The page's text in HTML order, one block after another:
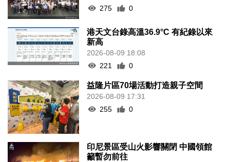
275
0
港天文台錄高溫36.9°C 有紀錄以來
新高
2026-08-09 18:08
221
0
益隆片區70場活動打造親子空間
2026-08-09 17:31
255
0
印尼景區受山火影響關閉 中國領館
籲暫勿前往